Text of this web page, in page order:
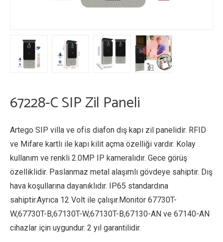
67228-C SIP Zil Paneli
Artego SIP villa ve ofis diafon dış kapı zil panelidir. RFID
ve Mifare kartlı ile kapı kilit açma özelliği vardır. Kolay
kullanım ve renkli 2.0MP IP kameralıdır. Gece görüş
özelliklidir. Paslanmaz metal alaşımlı gövdeye sahiptir. Dış
hava koşullarına dayanıklıdır. IP65 standardına
sahiptir.Ayrıca 12 Volt ile çalışır.Monitör 67730T-
W,67730T-B,67130T-W,67130T-B,67130-AN ve 67140-AN
cihazlar için uygundur. 2 yıl garantilidir.